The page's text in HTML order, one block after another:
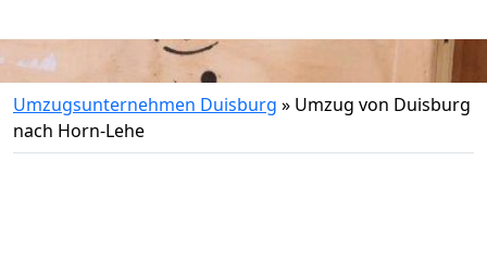
Umzugsunternehmen Duisburg » Umzug von Duisburg
nach Horn-Lehe